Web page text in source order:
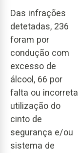
Das infrações
detetadas, 236
foram por
condução com
excesso de
álcool, 66 por
falta ou incorreta
utilização do
cinto de
segurança e/ou
sistema de